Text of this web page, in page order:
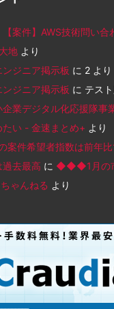
【案件】AWS技術問い合
地 より
ジニア掲示板 に 2 より
ジニア掲示板 に テス
企業デジタル化応援隊事
い - 金速まとめ+ より
案件希望者指数は前年比
去最高 に ◆◆◆1月の
ゃんねる より